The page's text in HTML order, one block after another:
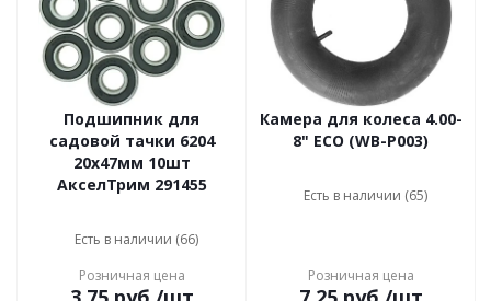
Подшипник для
садовой тачки 6204
20х47мм 10шт
АкселТрим 291455
Есть в наличии (66)
Розничная цена
Камера для колеса 4.00-
8" ECO (WB-P003)
Есть в наличии (65)
Розничная цена